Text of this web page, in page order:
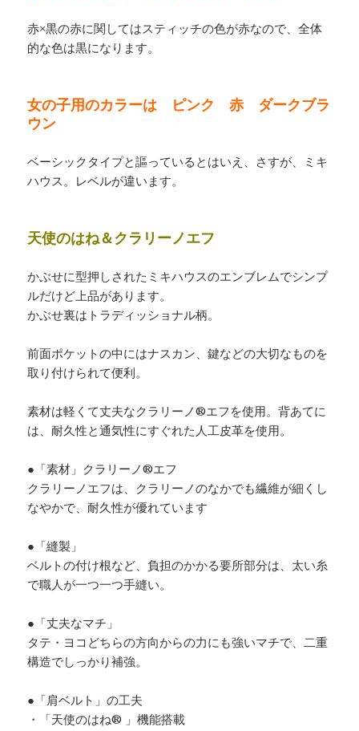
赤×黒の赤に関してはスティッチの色が赤なので、全体
的な色は黒になります。
女の子用のカラーは ピンク 赤 ダークブラ
ウン
ベーシックタイプと謳っているとはいえ、さすが、ミキ
ハウス。レベルが違います。
天使のはね＆クラリーノエフ
かぶせに型押しされたミキハウスのエンブレムでシンプ
ルだけど上品があります。
かぶせ裏はトラディッショナル柄。
前面ポケットの中にはナスカン、鍵などの大切なものを
取り付けられて便利。
素材は軽くて丈夫なクラリーノ®エフを使用。背あてに
は、耐久性と通気性にすぐれた人工皮革を使用。
●「素材」クラリーノ®エフ
クラリーノエフは、クラリーノのなかでも繊維が細くし
なやかで、耐久性が優れています
●「縫製」
ベルトの付け根など、負担のかかる要所部分は、太い糸
で職人が一つ一つ手縫い。
●「丈夫なマチ」
タテ・ヨコどちらの方向からの力にも強いマチで、二重
構造でしっかり補強。
●「肩ベルト」の工夫
・「天使のはね® 」機能搭載